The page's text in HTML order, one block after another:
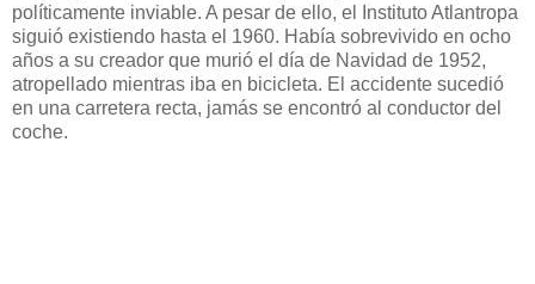
políticamente inviable. A pesar de ello, el Instituto Atlantropa
siguió existiendo hasta el 1960. Había sobrevivido en ocho
años a su creador que murió el día de Navidad de 1952,
atropellado mientras iba en bicicleta. El accidente sucedió
en una carretera recta, jamás se encontró al conductor del
coche.